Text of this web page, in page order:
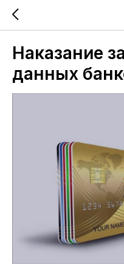
Наказание
данных